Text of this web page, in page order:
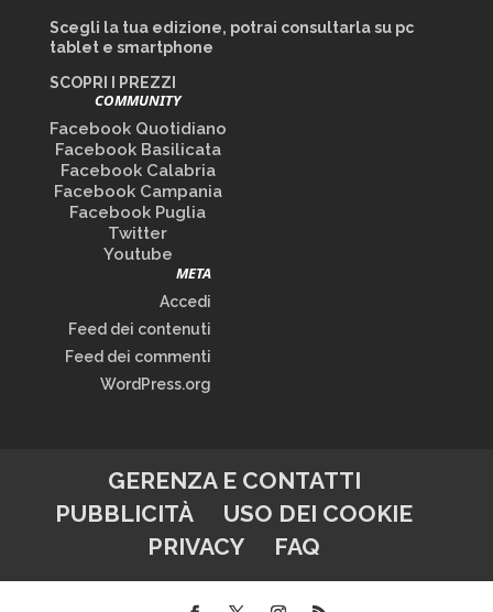
Scegli la tua edizione, potrai consultarla su pc
tablet e smartphone
SCOPRI I PREZZI
COMMUNITY
Facebook Quotidiano
Facebook Basilicata
Facebook Calabria
Facebook Campania
Facebook Puglia
Twitter
Youtube
META
Accedi
Feed dei contenuti
Feed dei commenti
WordPress.org
GERENZA E CONTATTI
PUBBLICITÀ
USO DEI COOKIE
PRIVACY
FAQ